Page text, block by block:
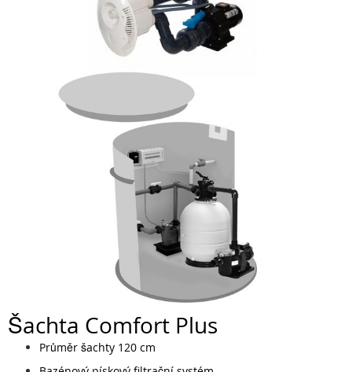
Šachta Comfort Plus
Průměr šachty 120 cm